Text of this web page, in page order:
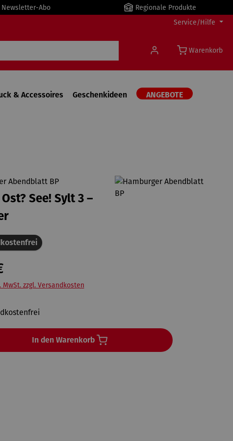
Abo
Regionale Produkte
Service/Hilfe
Warenkorb
& Accessoires Geschenkideen ANGEBOTE
Abendblatt BP
See! Sylt 3 –
MwSt. zzgl. Versandkosten
In den Warenkorb